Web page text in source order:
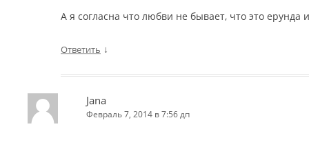
А я согласна что любви не бывает, что это ерунда
Ответить ↓
Jana
Февраль 7, 2014 в 7:56 дп